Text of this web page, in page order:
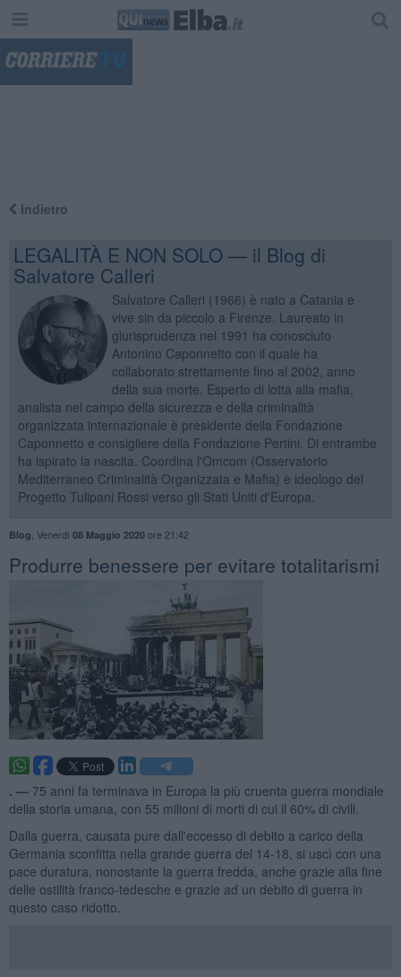
Indietro
LEGALITÀ E NON SOLO — il Blog di
Salvatore Calleri
Salvatore Calleri (1966) è nato a Catania e
vive sin da piccolo a Firenze. Laureato in
giurisprudenza nel 1991 ha conosciuto
Antonino Caponnetto con il quale ha
collaborato strettamente fino al 2002, anno
della sua morte. Esperto di lotta alla mafia,
analista nel campo della sicurezza e della criminalità
organizzata internazionale è presidente della Fondazione
Caponnetto e consigliere della Fondazione Pertini. Di entrambe
ha ispirato la nascita. Coordina l'Omcom (Osservatorio
Mediterraneo Criminalità Organizzata e Mafia) è ideologo del
Progetto Tulipani Rossi verso gli Stati Uniti d'Europa.
Blog Venerdì 08 Maggio 2020ore 21:42
Produrre benessere per evitare totalitarismi
. — 75 anni fa terminava in Europa la più cruenta guerra mondiale
della storia umana, con 55 milioni di morti di cui il 60% di civili.
Dalla guerra, causata pure dall'eccesso di debito a carico della
Germania sconfitta nella grande guerra del 14-18, si uscì con una
pace duratura, nonostante la guerra fredda, anche grazie alla fine
delle ostilità franco-tedesche e grazie ad un debito di guerra in
questo caso ridotto.